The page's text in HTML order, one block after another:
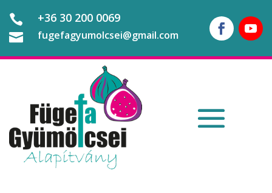
 +36 30 200 0069
 fugefagyumolcsei@gmail.com